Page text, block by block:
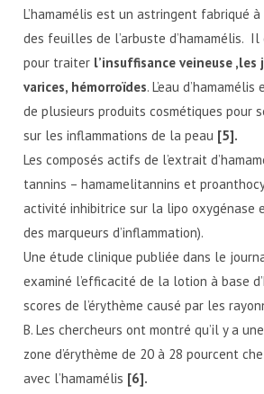
L’hamamélis est un astringent fabriqué
des feuilles de l’arbuste d’hamamélis.
pour traiter l’insuffisance veineuse ,les
varices, hémorroïdes. L’eau
de plusieurs produits cosmétiques pour
sur les inflammations de la peau [5].
Les composés actifs de l’extrait
tannins – hamamelitannins et
activité inhibitrice sur la lipo oxygénase
des marqueurs d’inflammation).
Une étude clinique publiée dans le
examiné l’efficacité de la lotion à base
scores de l’érythème causé par les
B. Les chercheurs ont montré qu’il y a
zone d’érythème de 20 à 28 pourcent
avec l’hamamélis [6].